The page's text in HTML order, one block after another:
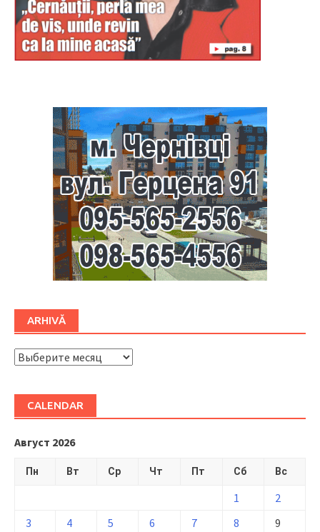
ARHIVĂ
ARHIVĂ
CALENDAR
Август 2026
Пн Вт Ср Чт Пт Сб Вс
1
2
3
4 5 6 7 8
9